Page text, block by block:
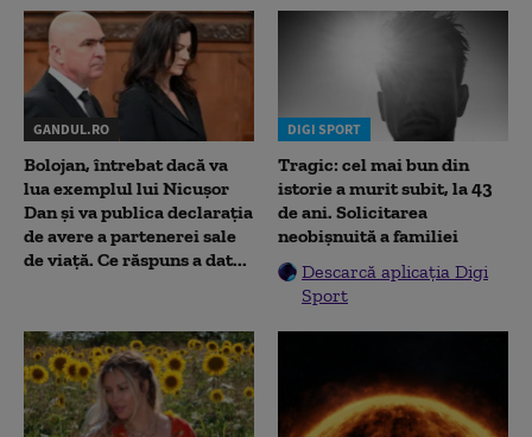
GANDUL.RO
Bolojan, întrebat dacă va
lua exemplul lui Nicușor
Dan și va publica declarația
de avere a partenerei sale
de viață. Ce răspuns a dat...
DIGI SPORT
Tragic: cel mai bun din
istorie a murit subit, la 43
de ani. Solicitarea
neobișnuită a familiei
Descarcă aplicația Digi
Sport